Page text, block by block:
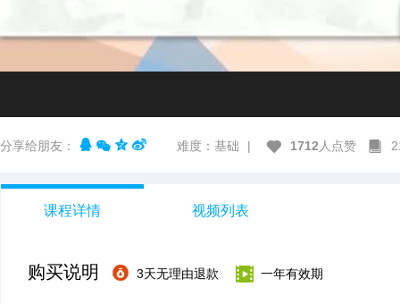
分享给朋友： 难度：基础 | 1712 人点赞
课程详情 视频列表
购买说明 3天无理由退款 一年有效期